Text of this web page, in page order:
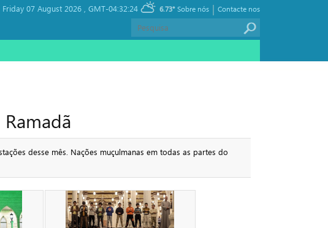
Friday 07 August 2026 , GMT-04:32:24 6.73° Contacte nos
|
Sobre nós
desse mês. Nações muçulmanas em todas as partes do